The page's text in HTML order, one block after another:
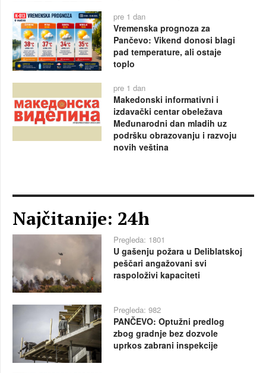
pre 1 dan
Vremenska prognoza za
Pančevo: Vikend donosi blagi
pad temperature, ali ostaje
toplo
pre 1 dan
Makedonski informativni i
izdavački centar obeležava
Međunarodni dan mladih uz
podršku obrazovanju i razvoju
novih veština
Najčitanije: 24h
Pregleda: 1801
U gašenju požara u Deliblatskoj
peščari angažovani svi
raspoloživi kapaciteti
Pregleda: 982
PANČEVO: Optužni predlog
zbog gradnje bez dozvole
uprkos zabrani inspekcije